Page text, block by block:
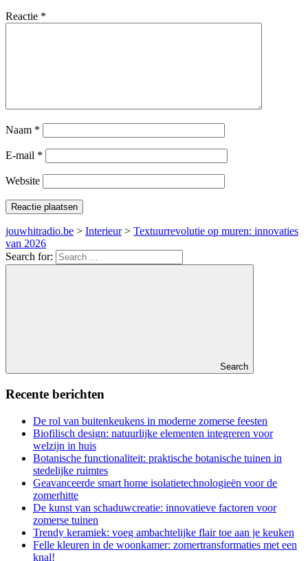
Reactie *
Naam *
E-mail *
Website
jouwhitradio.be > Interieur> Textuurrevolutie op muren: innovaties
van 2026
Search for:
Search
Recente berichten
De rol van buitenkeukens in moderne zomerse feesten
Biofilisch design: natuurlijke elementen integreren voor
welzijn in huis
Botanische functionaliteit: praktische botanische tuinen in
stedelijke ruimtes
Geavanceerde smart home isolatietechnologieën voor de
zomerhitte
De kunst van schaduwcreatie: innovatieve factoren voor
zomerse tuinen
Trendy keramiek: voeg ambachtelijke flair toe aan je keuken
Felle kleuren in de woonkamer: zomertransformaties met een
knal!